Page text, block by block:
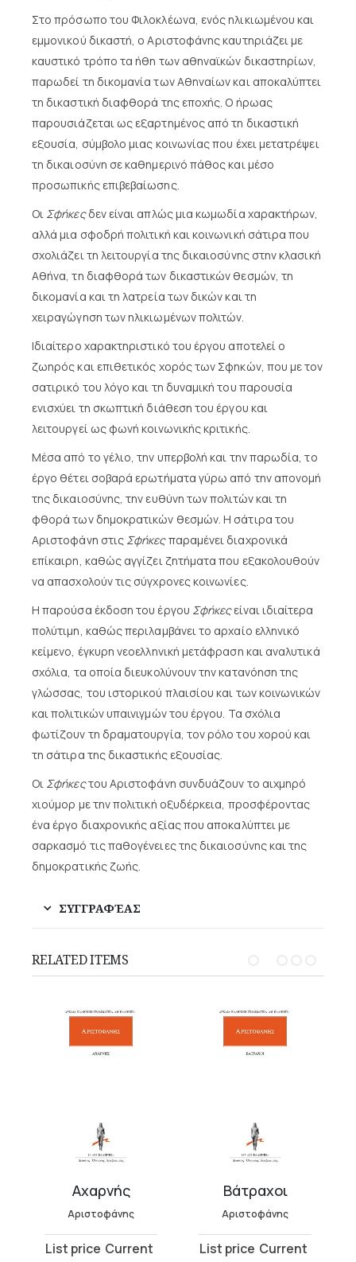
Στο πρόσωπο του Φιλοκλέωνα, ενός ηλικιωμένου και
εμμονικού δικαστή, ο Αριστοφάνης καυτηριάζει με
καυστικό τρόπο τα ήθη των αθηναϊκών δικαστηρίων,
παρωδεί τη δικομανία των Αθηναίων και αποκαλύπτει
τη δικαστική διαφθορά της εποχής. Ο ήρωας
παρουσιάζεται ως εξαρτημένος από τη δικαστική
εξουσία, σύμβολο μιας κοινωνίας που έχει μετατρέψει
τη δικαιοσύνη σε καθημερινό πάθος και μέσο
προσωπικής επιβεβαίωσης.
Οι Σφήκεςδεν είναι απλώς μια κωμωδία χαρακτήρων,
αλλά μια σφοδρή πολιτική και κοινωνική σάτιρα που
σχολιάζει τη λειτουργία της δικαιοσύνης στην κλασική
Αθήνα, τη διαφθορά των δικαστικών θεσμών, τη
δικομανία και τη λατρεία των δικών και τη
χειραγώγηση των ηλικιωμένων πολιτών.
Ιδιαίτερο χαρακτηριστικό του έργου αποτελεί ο
ζωηρός και επιθετικός χορός των Σφηκών, που με τον
σατιρικό του λόγο και τη δυναμική του παρουσία
ενισχύει τη σκωπτική διάθεση του έργου και
λειτουργεί ως φωνή κοινωνικής κριτικής.
Μέσα από το γέλιο, την υπερβολή και την παρωδία, το
έργο θέτει σοβαρά ερωτήματα γύρω από την απονομή
της δικαιοσύνης, την ευθύνη των πολιτών και τη
φθορά των δημοκρατικών θεσμών. Η σάτιρα του
Αριστοφάνη στις Σφήκεςπαραμένει διαχρονικά
επίκαιρη, καθώς αγγίζει ζητήματα που εξακολουθούν
να απασχολούν τις σύγχρονες κοινωνίες.
Η παρούσα έκδοση του έργου Σφήκεςείναι ιδιαίτερα
πολύτιμη, καθώς περιλαμβάνει το αρχαίο ελληνικό
κείμενο, έγκυρη νεοελληνική μετάφραση και αναλυτικά
σχόλια, τα οποία διευκολύνουν την κατανόηση της
γλώσσας, του ιστορικού πλαισίου και των κοινωνικών
και πολιτικών υπαινιγμών του έργου. Τα σχόλια
φωτίζουν τη δραματουργία, τον ρόλο του χορού και
τη σάτιρα της δικαστικής εξουσίας.
Οι Σφήκεςτου Αριστοφάνη συνδυάζουν το αιχμηρό
χιούμορ με την πολιτική οξυδέρκεια, προσφέροντας
ένα έργο διαχρονικής αξίας που αποκαλύπτει με
σαρκασμό τις παθογένειες της δικαιοσύνης και της
δημοκρατικής ζωής.
ΣΥΓΓΡΑΦΈΑΣ
RELATED ITEMS
Αχαρνής
Αριστοφάνης
Original
Current
Βάτραχοι
Αριστοφάνης
Original
Current